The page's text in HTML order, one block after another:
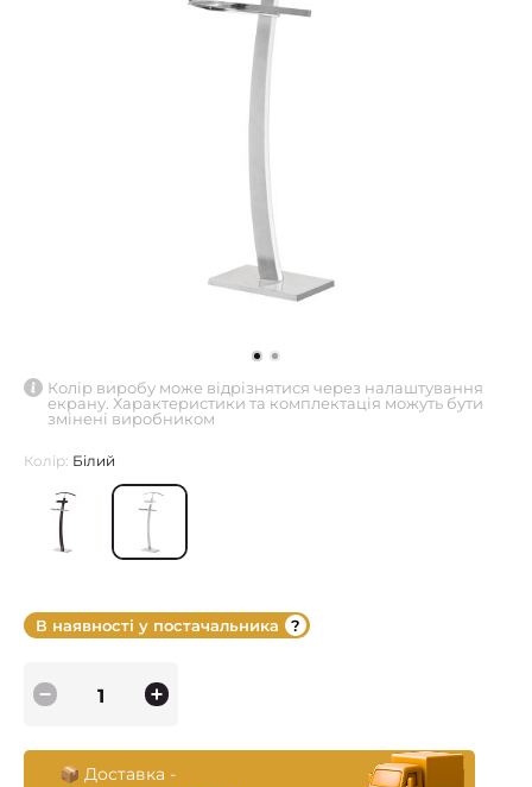
Колір виробу може відрізнятися через налаштування
екрану. Характеристики та комплектація можуть бути
змінені виробником
Колір: Білий
В наявності у постачальника
📦 Доставка -